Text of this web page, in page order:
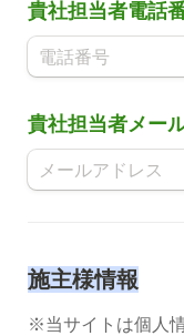
貴社担当者電話
貴社担当者メー
施主様情報
※当サイトは個人